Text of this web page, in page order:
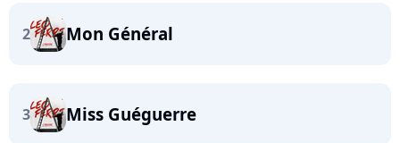
2 Mon Général
3 Miss Guéguerre